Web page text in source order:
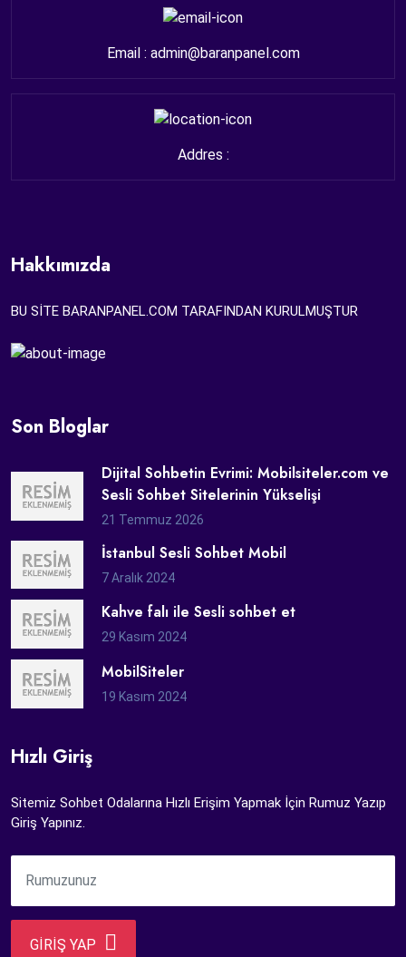
Email : admin@baranpanel.com
Addres :
Hakkımızda
BU SİTE BARANPANEL.COM TARAFINDAN KURULMUŞTUR
Son Bloglar
Dijital Sohbetin Evrimi: Mobilsiteler.com ve
Sesli Sohbet Sitelerinin Yükselişi
21 Temmuz 2026
İstanbul Sesli Sohbet Mobil
7 Aralık 2024
Kahve falı ile Sesli sohbet et
29 Kasım 2024
MobilSiteler
19 Kasım 2024
Hızlı Giriş
Sitemiz Sohbet Odalarına Hızlı Erişim Yapmak İçin Rumuz Yazıp
Giriş Yapınız.
GİRİŞ YAP